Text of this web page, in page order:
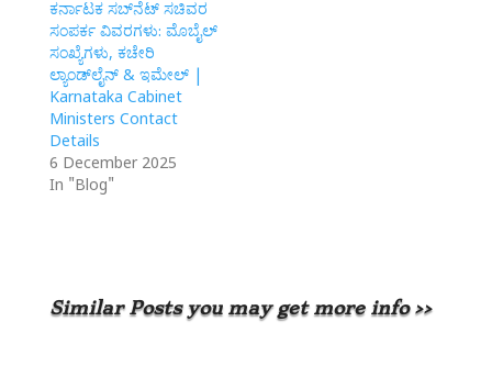
ಕರ್ನಾಟಕ ಸಬ್‌ನೆಟ್ ಸಚಿವರ
ಸಂಪರ್ಕ ವಿವರಗಳು: ಮೊಬೈಲ್
ಸಂಖ್ಯೆಗಳು, ಕಚೇರಿ
ಲ್ಯಾಂಡ್‌ಲೈನ್ & ಇಮೇಲ್ |
Karnataka Cabinet
Ministers Contact
Details
6 December 2025
In "Blog"
Similar Posts you may get more info >>